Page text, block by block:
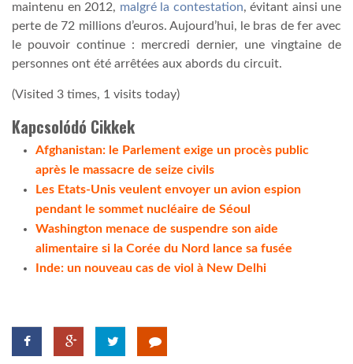
maintenu en 2012, malgré la contestation, évitant ainsi une
perte de 72 millions d’euros. Aujourd’hui, le bras de fer avec
le pouvoir continue : mercredi dernier, une vingtaine de
personnes ont été arrêtées aux abords du circuit.
(Visited 3 times, 1 visits today)
Kapcsolódó Cikkek
Afghanistan: le Parlement exige un procès public
après le massacre de seize civils
Les Etats-Unis veulent envoyer un avion espion
pendant le sommet nucléaire de Séoul
Washington menace de suspendre son aide
alimentaire si la Corée du Nord lance sa fusée
Inde: un nouveau cas de viol à New Delhi